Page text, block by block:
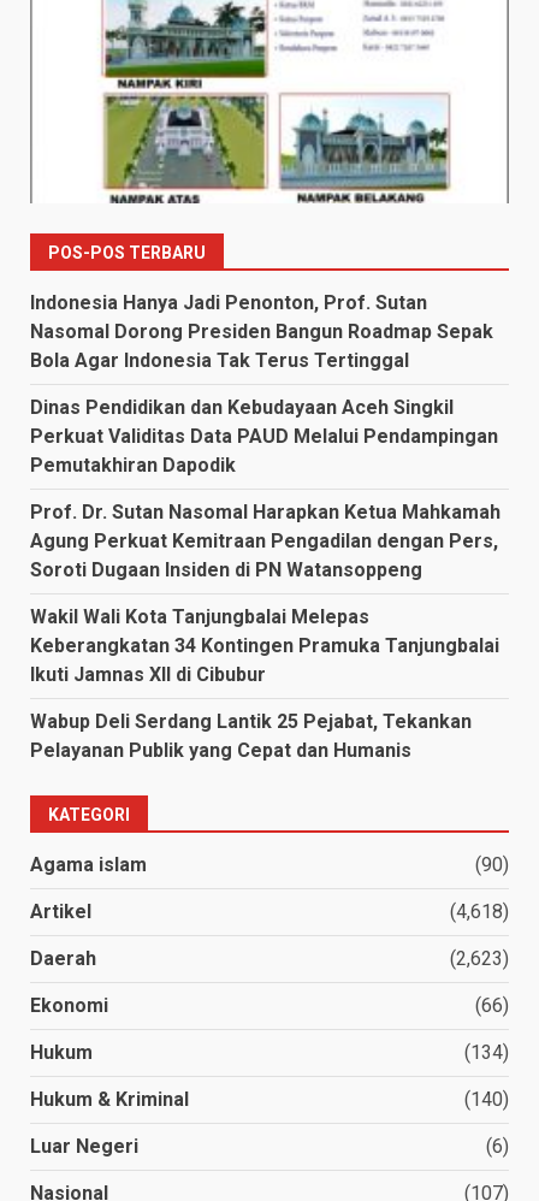
POS-POS TERBARU
Indonesia Hanya Jadi Penonton, Prof. Sutan
Nasomal Dorong Presiden Bangun Roadmap Sepak
Bola Agar Indonesia Tak Terus Tertinggal
Dinas Pendidikan dan Kebudayaan Aceh Singkil
Perkuat Validitas Data PAUD Melalui Pendampingan
Pemutakhiran Dapodik
Prof. Dr. Sutan Nasomal Harapkan Ketua Mahkamah
Agung Perkuat Kemitraan Pengadilan dengan Pers,
Soroti Dugaan Insiden di PN Watansoppeng
Wakil Wali Kota Tanjungbalai Melepas
Keberangkatan 34 Kontingen Pramuka Tanjungbalai
Ikuti Jamnas XII di Cibubur
Wabup Deli Serdang Lantik 25 Pejabat, Tekankan
Pelayanan Publik yang Cepat dan Humanis
KATEGORI
Agama islam (90)
Artikel (4,618)
Daerah (2,623)
Ekonomi (66)
Hukum (134)
Hukum & Kriminal (140)
Luar Negeri (6)
Nasional (107)